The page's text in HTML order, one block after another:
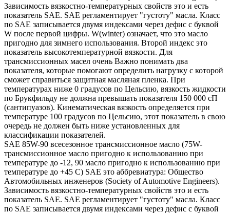
Зависимость вязкостно-температурных свойств это и есть
показатель SAE. SAE регламентирует "густоту" масла. Класс
по SAE записывается двумя индексами через дефис с буквой
W после первой цифры. W(winter) означает, что это масло
пригодно для зимнего использования. Второй индекс это
показатель высокотемпературной вязкости. Для
трансмиссионных масел очень Важно понимать два
показателя, которые помогают определить нагрузку с которой
сможет справиться защитная масляная пленка. При
температурах ниже 0 градусов по Цельсию, вязкость жидкости
по Брукфильду не должна превышать показателя 150 000 сП
(сантипуазов). Кинематическая вязкость определяется при
температуре 100 градусов по Цельсию, этот показатель в свою
очередь не должен быть ниже установленных для
классификации показателей.
SAE 85W-90 всесезонное трансмиссионное масло (75W-
трансмиссионное масло пригодно к использованию при
температуре до -12, 90 масло пригодно к использованию при
температуре до +45 С) SAE это аббревиатура: Общество
Автомобильных инженеров (Society of Automotive Engineers).
Зависимость вязкостно-температурных свойств это и есть
показатель SAE. SAE регламентирует "густоту" масла. Класс
по SAE записывается двумя индексами через дефис с буквой